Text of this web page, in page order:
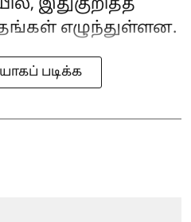
இதுகுறித்த
எழுந்துள்ளன.
படிக்க